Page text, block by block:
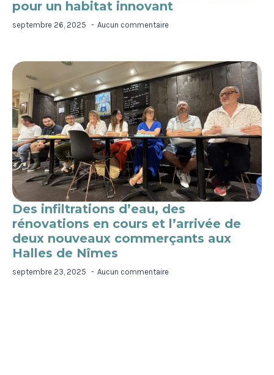
pour un habitat innovant
septembre 26, 2025 Aucun commentaire
Des infiltrations d’eau, des
rénovations en cours et l’arrivée de
deux nouveaux commerçants aux
Halles de Nîmes
septembre 23, 2025 Aucun commentaire